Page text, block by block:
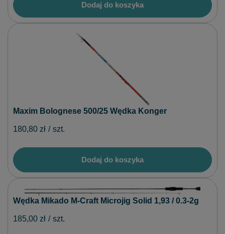
Dodaj do koszyka
Maxim Bolognese 500/25 Wędka Konger
180,80 zł / szt.
Dodaj do koszyka
Wędka Mikado M-Craft Microjig Solid 1,93 / 0.3-2g
185,00 zł / szt.